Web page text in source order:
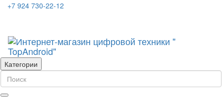
+7 924 730-22-12
Категории